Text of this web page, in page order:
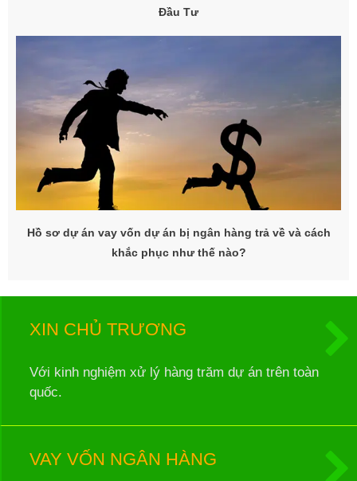
Đầu Tư
Hồ sơ dự án vay vốn dự án bị ngân hàng trả về và cách
khắc phục như thế nào?
XIN CHỦ TRƯƠNG
Với kinh nghiệm xử lý hàng trăm dự án trên toàn
quốc.
VAY VỐN NGÂN HÀNG